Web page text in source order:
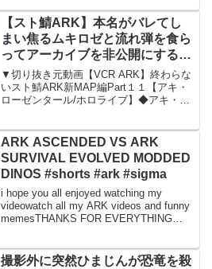
【スト鯖ARK】本名がバレてし
まい焦るムキロゼと流れ弾を食ら
ってアーカイブを非公開にする
AlphaAzur【アキ・ローゼンター
ル/ホロライブ/切り抜き】
▼切り抜き元動画【VCR ARK】終わらな
いスト鯖ARK新MAP編Part１１【アキ・
ローゼンタール/ホロライブ】◆アキ・ロ
ARK ASCENDED VS ARK
SURVIVAL EVOLVED MODDED
DINOS #shorts #ark #sigma
i hope you all enjoyed watching my
videowatch all my ARK videos and funny
memesTHANKS FOR EVERYTHING
撮影外に突然ひまじんが恐竜を殺